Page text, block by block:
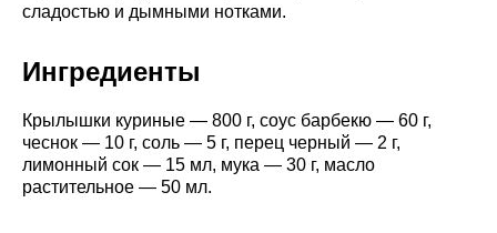
сладостью и дымными нотками.
Ингредиенты
Крылышки куриные — 800 г, соус барбекю — 60 г,
чеснок — 10 г, соль — 5 г, перец черный — 2 г,
лимонный сок — 15 мл, мука — 30 г, масло
растительное — 50 мл.